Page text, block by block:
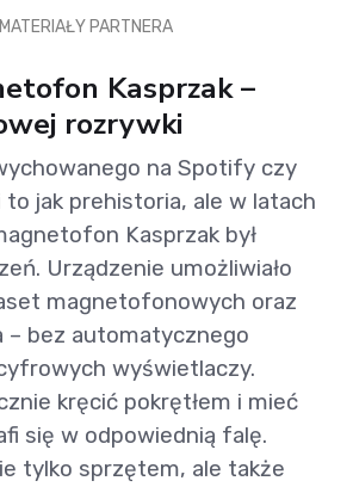
MATERIAŁY PARTNERA
Kasprzak –
rozrywki
na Spotify czy
to jak prehistoria, ale w latach
Kasprzak był
Urządzenie umożliwiało
magnetofonowych oraz
– bez automatycznego
wyświetlaczy.
kręcić pokrętłem i mieć
się w odpowiednią falę.
tylko sprzętem, ale także